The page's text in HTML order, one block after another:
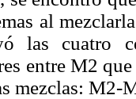
al
las cuatro
entre M2
mezclas: